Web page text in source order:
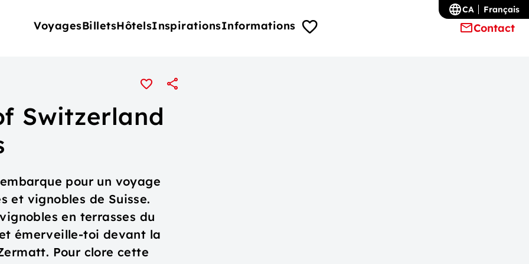
VoyagesBilletsHôtelsInspirationsInformations Contact
CA Français
Switzerland
pour un voyage
et vignobles de Suisse.
en terrasses du
émerveille-toi devant la
Pour clore cette